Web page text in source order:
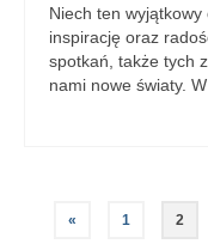
Niech ten wyjątkowy
inspirację oraz
spotkań, także tych
nami nowe światy.
« 1 2